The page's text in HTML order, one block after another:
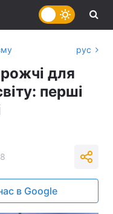
рус
для
перші
в Google